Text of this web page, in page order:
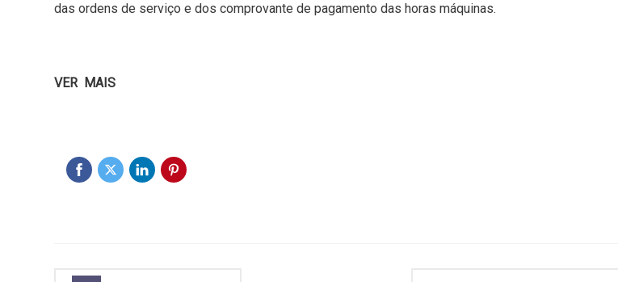
das ordens de serviço e dos comprovante de pagamento das horas máquinas.
VER MAIS